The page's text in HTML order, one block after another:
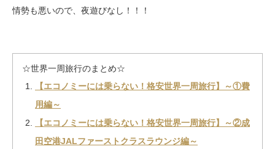
情勢も悪いので、夜遊びなし！！！
☆世界一周旅行のまとめ☆
【エコノミーには乗らない！格安世界一周旅行】～①費
用編～
【エコノミーには乗らない！格安世界一周旅行】～②成
田空港JALファーストクラスラウンジ編～